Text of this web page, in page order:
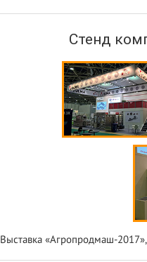
Стенд
Выставка «Агропродмаш-